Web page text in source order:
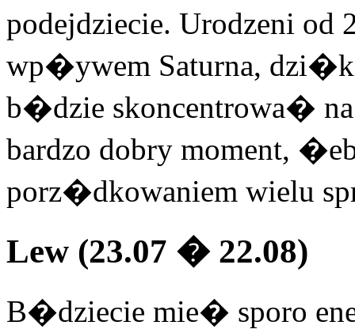
podejdziecie. Urodzeni
wp�ywem Saturna,
b�dzie skoncentrowa�
bardzo dobry moment,
porz�dkowaniem wielu
Lew (23.07 � 22.08)
B�dziecie mie� sporo